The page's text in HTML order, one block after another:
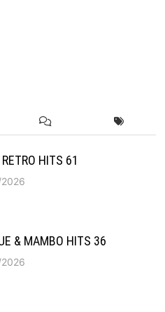
HITS 61
& MAMBO HITS 36